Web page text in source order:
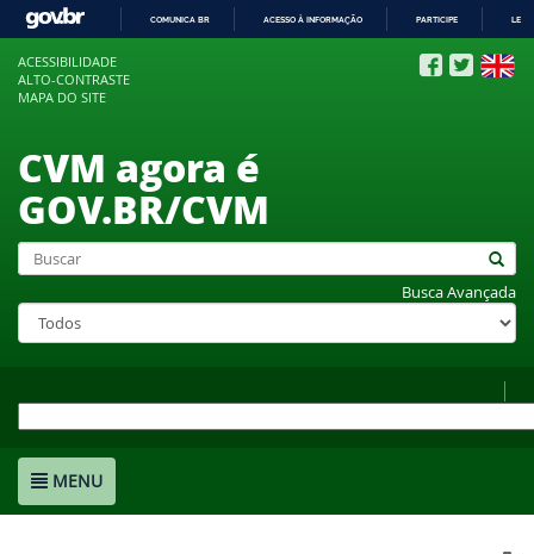
COMUNICA BR ACESSO À INFORMAÇÃO PARTICIPE
ACESSIBILIDADE
ALTO-CONTRASTE
MAPA DO SITE
CVM agora é
GOV.BR/CVM
Busca Avançada
MENU